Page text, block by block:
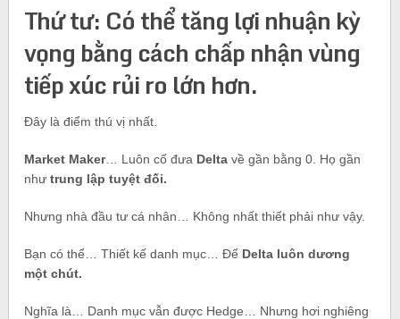
Thứ tư: Có thể tăng lợi nhuận kỳ
vọng bằng cách chấp nhận vùng
tiếp xúc rủi ro lớn hơn.
Đây là điểm thú vị nhất.
Market Maker… Luôn cố đưa Deltavề gần bằng 0. Họ gần
nhưtrung lập tuyệt đối.
Nhưng nhà đầu tư cá nhân… Không nhất thiết phải như vậy.
Bạn có thể… Thiết kế danh mục… Để Delta luôn dương
một chút.
Nghĩa là… Danh mục vẫn được Hedge… Nhưng hơi nghiêng